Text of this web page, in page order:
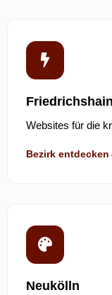
Websites für die
Bezirk entdecken
Neukölln